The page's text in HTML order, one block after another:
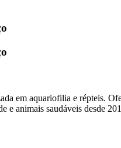
em aquariofilia e répteis.
e animais saudáveis desde